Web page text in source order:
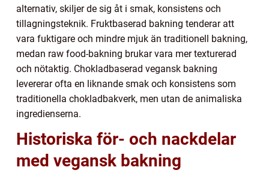
alternativ, skiljer de sig åt i smak, konsistens och
tillagningsteknik. Fruktbaserad bakning tenderar att
vara fuktigare och mindre mjuk än traditionell bakning,
medan raw food-bakning brukar vara mer texturerad
och nötaktig. Chokladbaserad vegansk bakning
levererar ofta en liknande smak och konsistens som
traditionella chokladbakverk, men utan de animaliska
ingredienserna.
Historiska för- och nackdelar
med vegansk bakning